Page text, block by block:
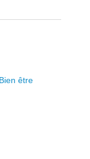
être